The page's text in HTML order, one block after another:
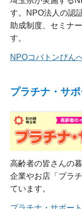
す。NPO法人の認
助成制度、セミナ
す。
NPOコバトンびん
プラチナ・サ
高齢者の皆さんの
企業やお店「プラ
ています。